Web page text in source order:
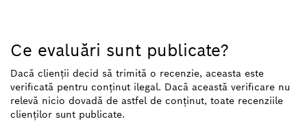
Ce evaluări sunt publicate?
Dacă clienții decid să trimită o recenzie, aceasta este
verificată pentru conținut ilegal. Dacă această verificare nu
relevă nicio dovadă de astfel de conținut, toate recenziile
clienților sunt publicate.